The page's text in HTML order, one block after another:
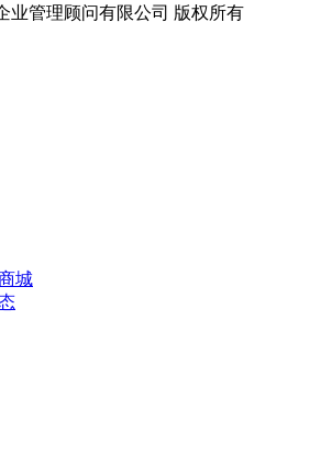
业管理顾问有限公司 版权所有
城